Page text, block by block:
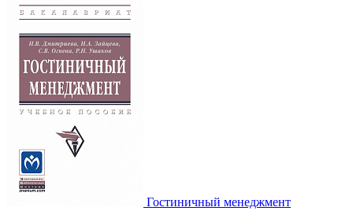
Гостиничный менеджмент